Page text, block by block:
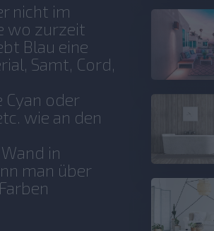
nicht im
wo zurzeit
Blau eine
Samt, Cord,
Cyan oder
wie an den
in
man über